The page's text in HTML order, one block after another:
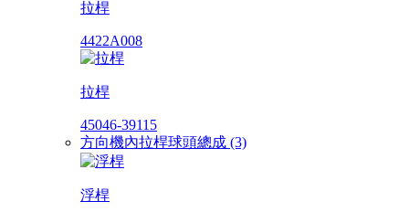
拉桿
4422A008
拉桿
45046-39115
方向機內拉桿球頭總成 (3)
浮桿